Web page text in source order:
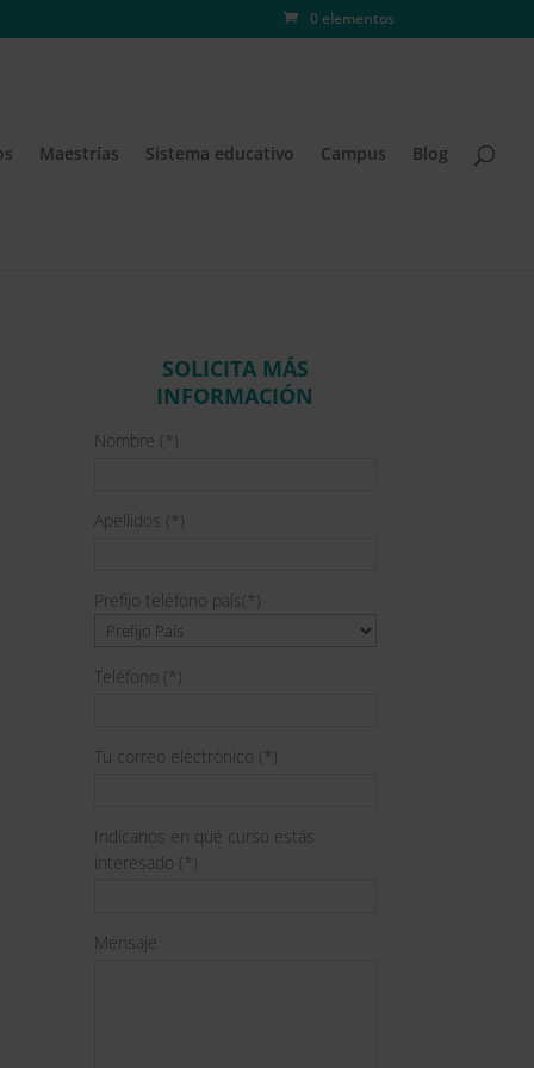
0 elementos
Maestrías Sistema educativo Campus Blog
SOLICITA MÁS
INFORMACIÓN
Nombre (*)
Apellidos (*)
Prefijo teléfono país(*)
Teléfono (*)
Tu correo electrónico (*)
Indícanos en qué curso estás
interesado (*)
Mensaje